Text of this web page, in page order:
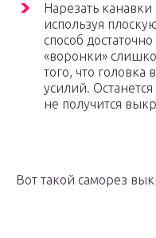
Нарезать
используя
способ
«воронки»
того, что головка
усилий.
не получится
Вот такой саморез